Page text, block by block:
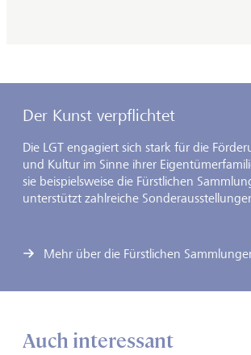
Der Kunst verpflichtet
Die LGT engagiert sich stark für die
und Kultur im Sinne ihrer
sie beispielsweise die Fürstlichen
unterstützt zahlreiche
Mehr über die Fürstlichen
Auch interessant